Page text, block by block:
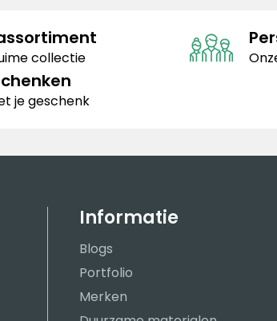
collectie
je geschenk
Informatie
Blogs
Portfolio
Merken